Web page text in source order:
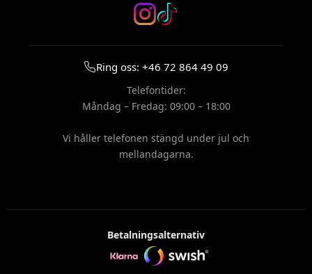
Ring oss: +46 72 864 49 09
Telefontider:
Måndag – Fredag: 09:00 – 18:00
Vi håller telefonen stängd under jul och
mellandagarna.
Betalningsalternativ